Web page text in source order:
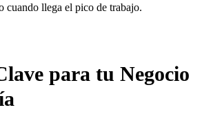
cuando llega el pico de trabajo.
para tu Negocio